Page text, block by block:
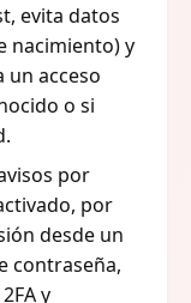
evita datos
nacimiento) y
un acceso
o si
por
por
desde un
contraseña,
y